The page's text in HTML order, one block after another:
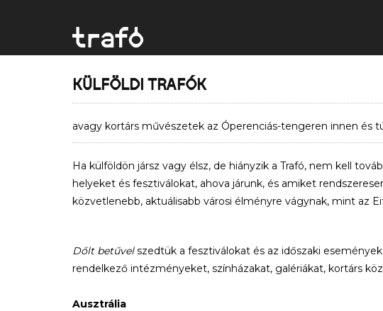
KÜLFÖLDI TRAFÓK
avagy kortárs művészetek az Óperenciás-tengeren innen és
Ha külföldön jársz vagy élsz, de hiányzik a Trafó, nem kell
helyeket és fesztiválokat, ahova járunk, és amiket
közvetlenebb, aktuálisabb városi élményre vágynak, mint az
Dőlt betűvelszedtük a fesztiválokat és az időszaki
rendelkező intézményeket, színházakat, galériákat, kortárs
Ausztrália